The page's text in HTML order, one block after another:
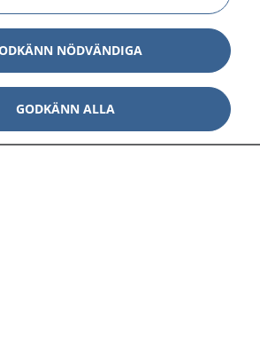
Visa
Visa
NÖDVÄNDIGA
GODKÄNN ALLA